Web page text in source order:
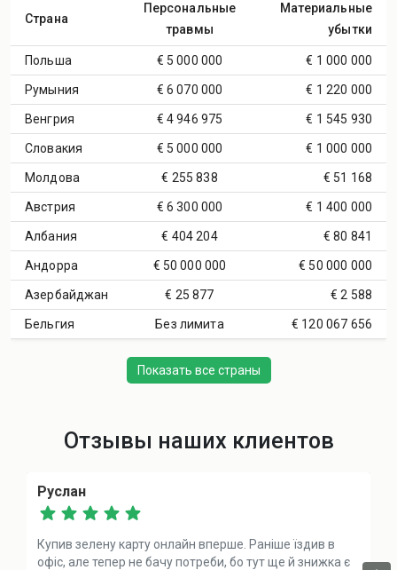
Страна
Персональные
травмы
Материальные
убытки
Польша € 5 000 000 € 1 000 000
Румыния € 6 070 000 € 1 220 000
Венгрия € 4 946 975 € 1 545 930
Словакия € 5 000 000 € 1 000 000
Молдова € 255 838 € 51 168
Австрия € 6 300 000 € 1 400 000
Албания € 404 204 € 80 841
Андорра € 50 000 000 € 50 000 000
Азербайджан € 25 877 € 2 588
Бельгия Без лимита € 120 067 656
Показать все страны
Отзывы наших клиентов
Руслан
Купив зелену карту онлайн вперше. Раніше їздив в
офіс, але тепер не бачу потреби, бо тут ще й знижка є